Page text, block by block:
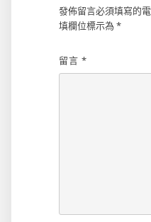
發佈留言必須填寫的
填欄位標示為 *
留言 *